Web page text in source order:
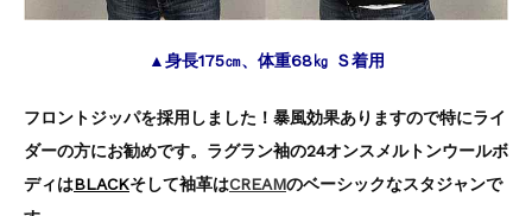
▲身長175㎝、体重68㎏ Ｓ着用
フロントジッパを採用しました！暴風効果ありますので特にライ
ダーの方にお勧めです。ラグラン袖の24オンスメルトンウールボ
ディはBLACKそして袖革はCREAMのベーシックなスタジャンで